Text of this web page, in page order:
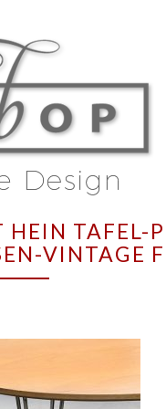
HEIN TAFEL-
VINTAGE